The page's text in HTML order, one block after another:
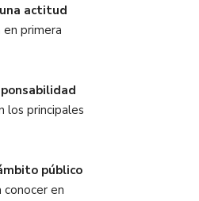
actitud
primera
los principales
público
conocer en